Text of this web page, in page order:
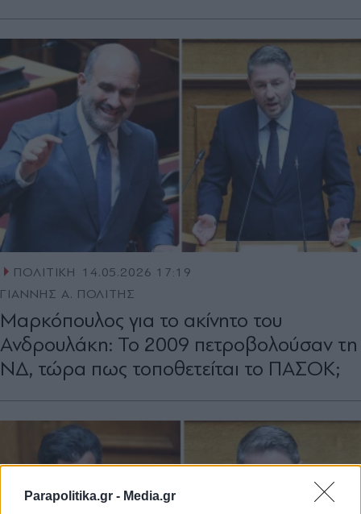
Parapolitika.gr - Media.gr
ΠΟΛΙΤΙΚΗ
14.05.2026 17:19
ΓΙΑΝΝΗΣ Α. ΠΟΛΙΤΗΣ
Μαρκόπουλος για το ακίνητο του
Ανδρουλάκη: Το 2009 πετροβολούσαν τη
ΝΔ, τώρα πως τοποθετείται το ΠΑΣΟΚ;